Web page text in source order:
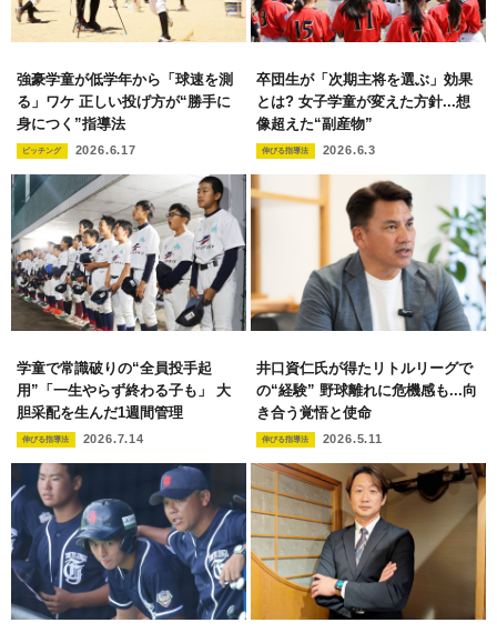
強豪学童が低学年から「球速を測
る」ワケ 正しい投げ方が“勝手に
身につく”指導法
ピッチング 2026.6.17
卒団生が「次期主将を選ぶ」効果
とは? 女子学童が変えた方針...想
像超えた“副産物”
伸びる指導法 2026.6.3
学童で常識破りの“全員投手起
用”「一生やらず終わる子も」 大
胆采配を生んだ1週間管理
伸びる指導法 2026.7.14
井口資仁氏が得たリトルリーグで
の“経験” 野球離れに危機感も...向
き合う覚悟と使命
伸びる指導法 2026.5.11